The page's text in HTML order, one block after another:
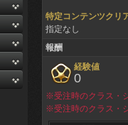
特定コンテンツクリ
指定なし
報酬
経験値
0
※受注時のクラス・
※受注時のクラス・